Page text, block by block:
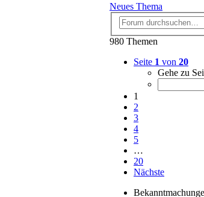
Neues Thema
980 Themen
Seite 1 von 20
Gehe zu
1
2
3
4
5
…
20
Nächste